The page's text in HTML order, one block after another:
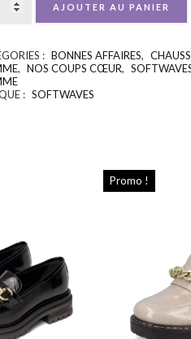
AJOUTER AU PANIER
: BONNES AFFAIRES,
, NOS COUPS CŒUR,
: SOFTWAVES
Promo !